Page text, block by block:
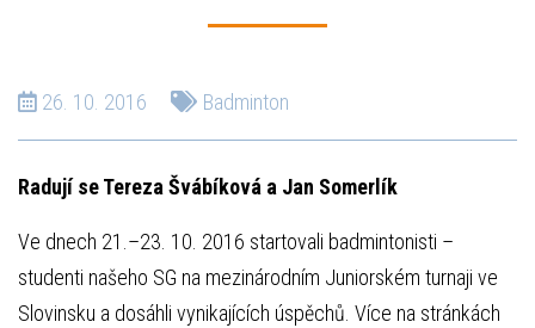
26. 10. 2016 Badminton
Radují se Tereza Švábíková a Jan Somerlík
Ve dnech 21.–23. 10. 2016 startovali badmintonisti –
studenti našeho SG na mezinárodním Juniorském turnaji ve
Slovinsku a dosáhli vynikajících úspěchů. Více na stránkách